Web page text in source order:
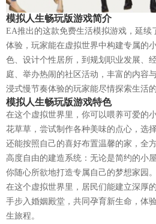
模拟人生畅玩版游戏简介
EA推出的这款免费生活模拟游戏，延续
体验，玩家能在虚拟世界中构建专属的
色、设计个性居所，到规划职业发展、
庭、举办热闹的社区活动，丰富的内容
浸式慢节奏体验的玩家能尽情探索生活的
模拟人生畅玩版游戏特色
在这个虚拟世界里，你可以喂养可爱的
花草草，尝试制作各种美味的点心，选
还能按照自己的喜好布置温馨的家，全
高度自由的建造系统：无论是简约的小
你随心所欲地打造专属自己的梦想家园。
在这个虚拟世界里，居民们能建立深厚
手步入婚姻殿堂，共同孕育新生命，体
生旅程。